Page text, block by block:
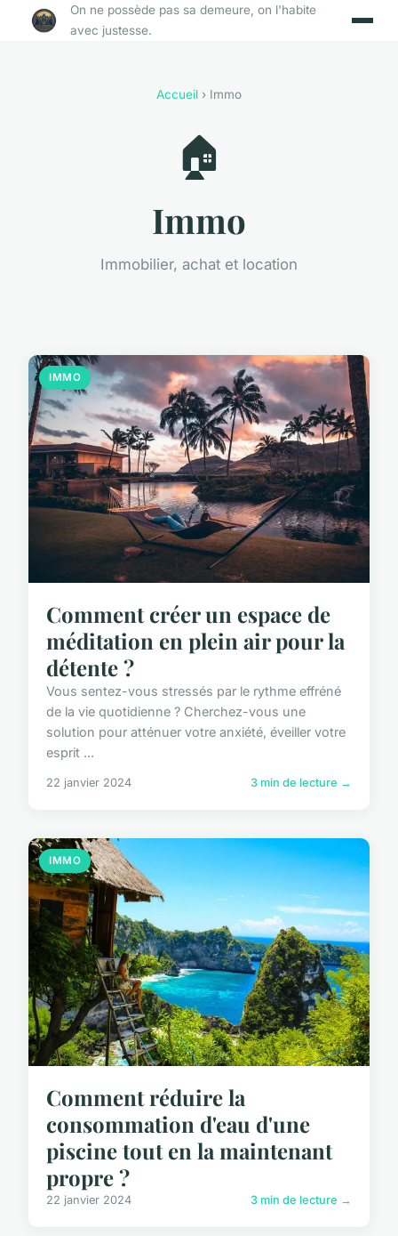
On ne possède pas sa demeure, on l'habite
avec justesse.
Accueil › Immo
🏠
Immo
Immobilier, achat et location
IMMO
Comment créer un espace de
méditation en plein air pour la
détente ?
Vous sentez-vous stressés par le rythme effréné
de la vie quotidienne ? Cherchez-vous une
solution pour atténuer votre anxiété, éveiller votre
esprit ...
22 janvier 2024 3 min de lecture →
IMMO
Comment réduire la
consommation d'eau d'une
piscine tout en la maintenant
propre ?
22 janvier 2024 3 min de lecture →